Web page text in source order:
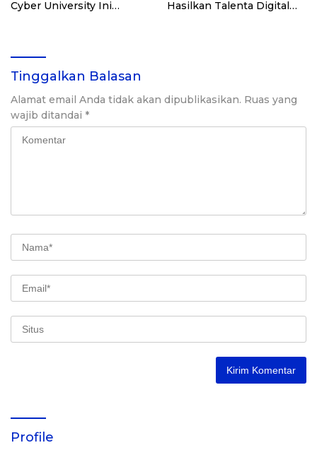
Cyber University Ini
Hasilkan Talenta Digital
Tinggalkan Balasan
Alamat email Anda tidak akan dipublikasikan. Ruas yang
wajib ditandai *
Profile